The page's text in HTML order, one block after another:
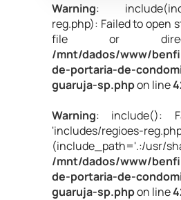
Warning:
reg.php): Failed to open
file or
/mnt/dados/www/
de-portaria-de-
guaruja-sp.phpon line
Warning: include():
'includes/regioes-
(include_path='.:/
/mnt/dados/www/
de-portaria-de-
guaruja-sp.phpon line